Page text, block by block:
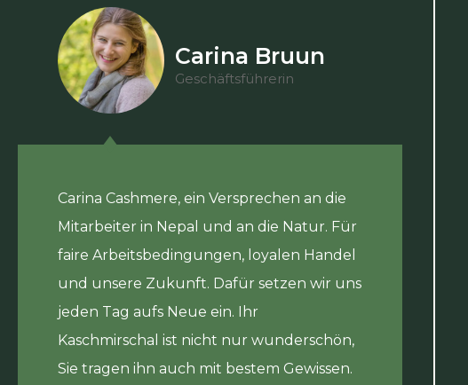
Carina Cashmere, ein Versprechen an die
Mitarbeiter in Nepal und an die Natur. Für
faire Arbeitsbedingungen, loyalen Handel
und unsere Zukunft. Dafür setzen wir uns
jeden Tag aufs Neue ein. Ihr
Kaschmirschal ist nicht nur wunderschön,
Sie tragen ihn auch mit bestem Gewissen.
Carina Bruun
Geschäftsführerin